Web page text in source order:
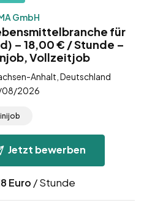
GmbH
für
– 18,00 € / Stunde –
Vollzeitjob
Anhalt, Deutschland
2026
Jetzt bewerben
Euro / Stunde